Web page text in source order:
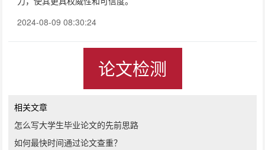
2024-08-09 08:30:24
论文检测
相关文章
怎么写大学生毕业论文的先前思路
如何最快时间通过论文查重？